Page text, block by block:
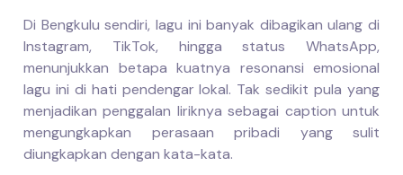
Di Bengkulu sendiri, lagu ini banyak dibagikan ulang di
Instagram, TikTok, hingga status WhatsApp,
menunjukkan betapa kuatnya resonansi emosional
lagu ini di hati pendengar lokal. Tak sedikit pula yang
menjadikan penggalan liriknya sebagai caption untuk
mengungkapkan perasaan pribadi yang sulit
diungkapkan dengan kata-kata.